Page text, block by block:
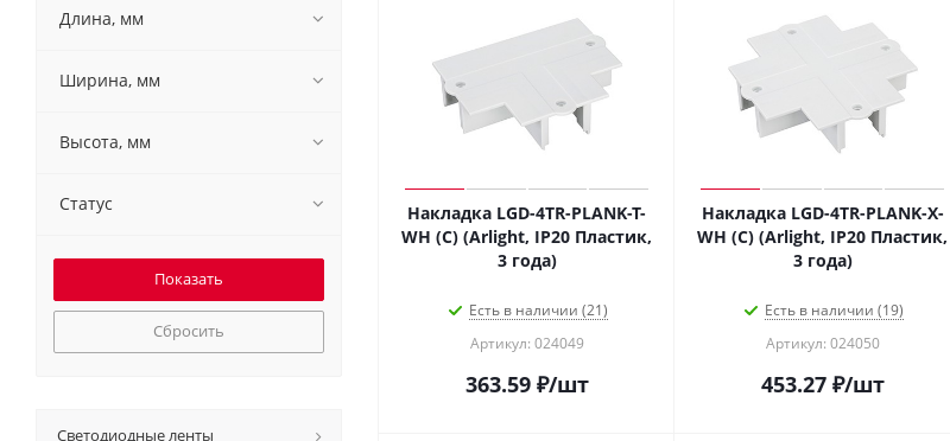
Накладка LGD-4TR-PLANK-T-
WH (C) (Arlight, IP20 Пластик,
3 года)
Есть в наличии (21)
Артикул: 024049
363.59₽/шт
Накладка LGD-4TR-PLANK-X-
WH (C) (Arlight, IP20 Пластик,
3 года)
Есть в наличии (19)
Артикул: 024050
453.27₽/шт
Длина, мм
Ширина, мм
Высота, мм
Статус
Сбросить
Светодиодные ленты